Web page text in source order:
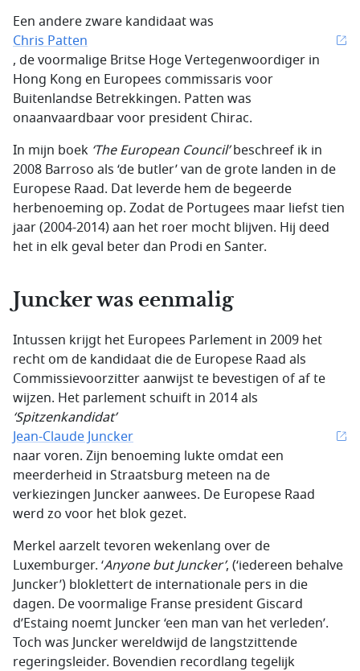
Een andere zware kandidaat was
Chris Patten
, de voormalige Britse Hoge Vertegenwoordiger in
Hong Kong en Europees commissaris voor
Buitenlandse Betrekkingen. Patten was
onaanvaardbaar voor president Chirac.
In mijn boek ‘The European Council’beschreef ik in
2008 Barroso als ‘de butler’ van de grote landen in de
Europese Raad. Dat leverde hem de begeerde
herbenoeming op. Zodat de Portugees maar liefst tien
jaar (2004-2014) aan het roer mocht blijven. Hij deed
het in elk geval beter dan Prodi en Santer.
Juncker was eenmalig
Intussen krijgt het Europees Parlement in 2009 het
recht om de kandidaat die de Europese Raad als
Commissievoorzitter aanwijst te bevestigen of af te
wijzen. Het parlement schuift in 2014 als
‘Spitzenkandidat’
Jean-Claude Juncker
naar voren. Zijn benoeming lukte omdat een
meerderheid in Straatsburg meteen na de
verkiezingen Juncker aanwees. De Europese Raad
werd zo voor het blok gezet.
Merkel aarzelt tevoren wekenlang over de
Luxemburger. ‘Anyone but Juncker’, (‘iedereen behalve
Juncker’) bloklettert de internationale pers in die
dagen. De voormalige Franse president Giscard
d’Estaing noemt Juncker ‘een man van het verleden’.
Toch was Juncker wereldwijd de langstzittende
regeringsleider. Bovendien recordlang tegelijk